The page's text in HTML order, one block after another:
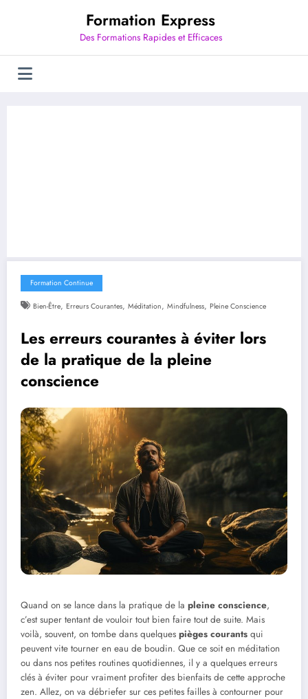
Formation Express
Des Formations Rapides et Efficaces
Formation Continue
Bien-Être, Erreurs Courantes, Méditation, Mindfulness, Pleine Conscience
Les erreurs courantes à éviter lors
de la pratique de la pleine
conscience
Quand on se lance dans la pratique de la pleine conscience,
c’est super tentant de vouloir tout bien faire tout de suite. Mais
voilà, souvent, on tombe dans quelques pièges courants qui
peuvent vite tourner en eau de boudin. Que ce soit en méditation
ou dans nos petites routines quotidiennes, il y a quelques erreurs
clés à éviter pour vraiment profiter des bienfaits de cette approche
zen. Allez, on va débriefer sur ces petites failles à contourner pour